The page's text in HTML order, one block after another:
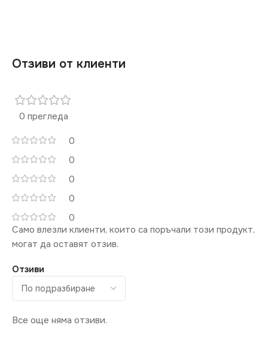
Отзиви от клиенти
0 прегледа
0
0
0
0
0
Отзиви
Все още няма отзиви.
Само влезли клиенти, които са поръчали този продукт,
могат да оставят отзив.